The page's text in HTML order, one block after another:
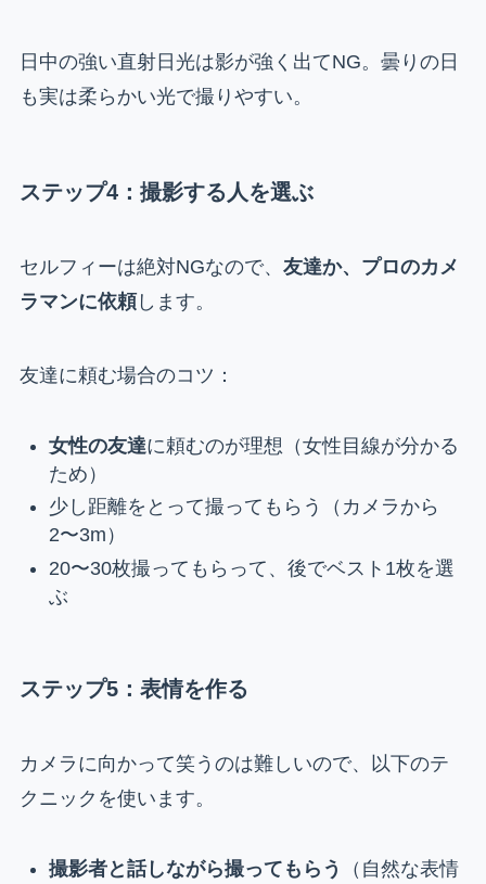
日中の強い直射日光は影が強く出てNG。曇りの日
も実は柔らかい光で撮りやすい。
ステップ4：撮影する人を選ぶ
セルフィーは絶対NGなので、 友達か、プロのカメ
ラマンに依頼します。
友達に頼む場合のコツ：
女性の友達に頼むのが理想（女性目線が分かる
ため）
少し距離をとって撮ってもらう（カメラから
2〜3m）
20〜30枚撮ってもらって、後でベスト1枚を選
ぶ
ステップ5：表情を作る
カメラに向かって笑うのは難しいので、以下のテ
クニックを使います。
撮影者と話しながら撮ってもらう
（自然な表情